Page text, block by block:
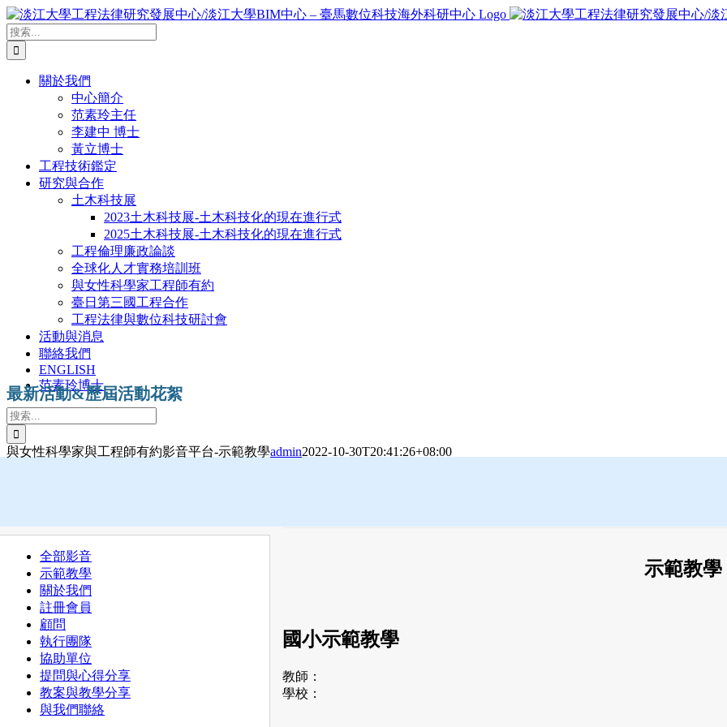
Skip
to
content
搜
索
結
果：
關於我們
中心簡介
范素玲主任
李建中 博士
黃立博士
工程技術鑑定
研究與合作
土木科技展
2023土木科技展-土木科技化的現在進行式
2025土木科技展-土木科技化的現在進行式
工程倫理廉政論談
全球化人才實務培訓班
與女性科學家工程師有約
臺日第三國工程合作
工程法律與數位科技研討會
活動與消息
聯絡我們
ENGLISH
范素玲博士
搜
索
結
與女性科學家與工程師有約影音平台-示範教學admin2022-10-30T20:41:26+08:00
最新活動&歷屆活動花絮
全部影音
示範教學
關於我們
註冊會員
顧問
執行團隊
協助單位
提問與心得分享
教案與教學分享
與我們聯絡
示範教學
國小示範教學
教師：
學校：